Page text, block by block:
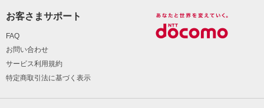
お客さまサポート
FAQ
お問い合わせ
サービス利用規約
特定商取引法に基づく表示